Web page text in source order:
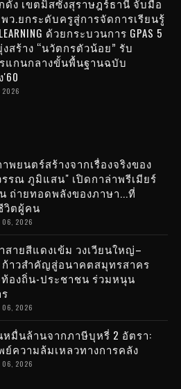
ดัง เขตมิสซังสุราษฎร์ธานี จับมือ
ว.ยกระดับครูสู่การจัดการเรียนรู้
ด้วยกระบวนการ GPAS 5
งสร้าง “นวัตกรตัวน้อย” รับ
แกนกลางขั้นพื้นฐานฉบับ
2026
พยนตร์สร้างจากเรื่องจริงของ
รณ ภูมิแสน" เปิดกาล่าพรีเมียร์
ถ่ายทอดพลังของภาษา...ที่
วิตผู้คน
06, 2026
สายสีแดงเข้ม วงเวียนใหญ่–
าวสำคัญสู่อนาคตสมุทรสาคร
องถิ่น-ประชาชน ร่วมหนุน
06, 2026
หมื่นล้านจากภาษีบุหรี่ 2 อัตรา:
ย์ความล้มเหลวทางการคลัง
06, 2026